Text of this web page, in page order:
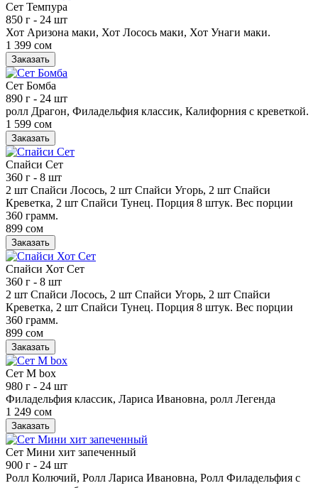
Сет Темпура
850 г - 24 шт
Хот Аризона маки, Хот Лосось маки, Хот Унаги маки.
1 399 сом
Заказать
Сет Бомба
890 г - 24 шт
ролл Драгон, Филадельфия классик, Калифорния с креветкой.
1 599 сом
Заказать
Спайси Сет
360 г - 8 шт
2 шт Спайси Лосось, 2 шт Спайси Угорь, 2 шт Спайси
Креветка, 2 шт Спайси Тунец. Порция 8 штук. Вес порции
360 грамм.
899 сом
Заказать
Спайси Хот Сет
360 г - 8 шт
2 шт Спайси Лосось, 2 шт Спайси Угорь, 2 шт Спайси
Креветка, 2 шт Спайси Тунец. Порция 8 штук. Вес порции
360 грамм.
899 сом
Заказать
Сет М box
980 г - 24 шт
Филадельфия классик, Лариса Ивановна, ролл Легенда
1 249 сом
Заказать
Сет Мини хит запеченный
900 г - 24 шт
Ролл Колючий, Ролл Лариса Ивановна, Ролл Филадельфия с